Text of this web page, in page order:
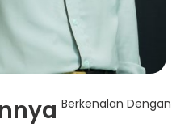
Berkenalan